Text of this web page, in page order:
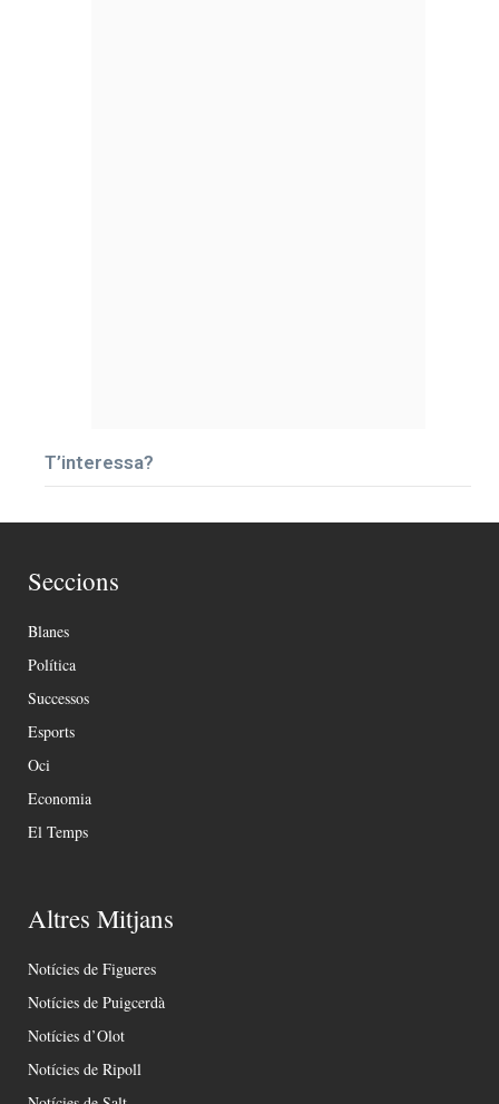
T’interessa?
Seccions
Blanes
Política
Successos
Esports
Oci
Economia
El Temps
Altres Mitjans
Notícies de Figueres
Notícies de Puigcerdà
Notícies d’Olot
Notícies de Ripoll